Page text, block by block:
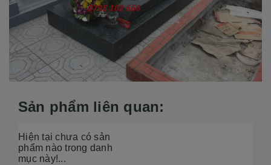
Sản phẩm liên quan:
Hiện tại chưa có sản
phẩm nào trong danh
mục này!...